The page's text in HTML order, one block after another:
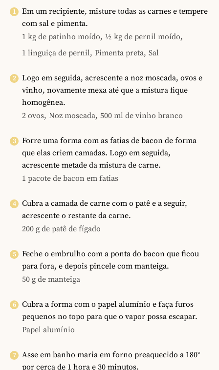
Em um recipiente, misture todas as carnes e tempere
com sal e pimenta.
1 kg de patinho moído, ½ kg de pernil moído,
1 linguiça de pernil, Pimenta preta, Sal
Logo em seguida, acrescente a noz moscada, ovos e
vinho, novamente mexa até que a mistura fique
homogênea.
2 ovos, Noz moscada, 500 ml de vinho branco
Forre uma forma com as fatias de bacon de forma
que elas criem camadas. Logo em seguida,
acrescente metade da mistura de carne.
1 pacote de bacon em fatias
Cubra a camada de carne com o patê e a seguir,
acrescente o restante da carne.
200 g de patê de fígado
Feche o embrulho com a ponta do bacon que ficou
para fora, e depois pincele com manteiga.
50 g de manteiga
Cubra a forma com o papel alumínio e faça furos
pequenos no topo para que o vapor possa escapar.
Papel alumínio
Asse em banho maria em forno preaquecido a 180°
por cerca de 1 hora e 30 minutos.